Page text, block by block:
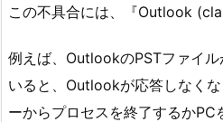
この不具合には、『Outlook
例えば、OutlookのPSTファイ
いると、Outlookが応答しなく
ーからプロセスを終了するか